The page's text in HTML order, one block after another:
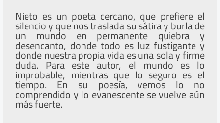
Nieto es un poeta cercano, que prefiere el
silencio y que nos traslada su sátira y burla de
un mundo en permanente quiebra y
desencanto, donde todo es luz fustigante y
donde nuestra propia vida es una sola y firme
duda. Para este autor, el mundo es lo
improbable, mientras que lo seguro es el
tiempo. En su poesía, vemos lo no
comprendido y lo evanescente se vuelve aún
más fuerte.